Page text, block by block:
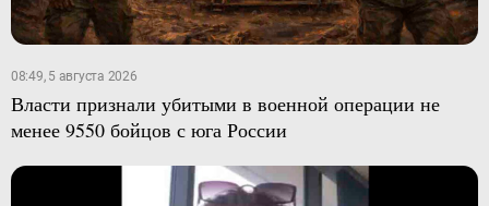
08:49, 5 августа 2026
Власти признали убитыми в военной операции не
менее 9550 бойцов с юга России